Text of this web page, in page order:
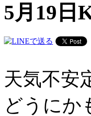
5月19日
天気不安
どうにか